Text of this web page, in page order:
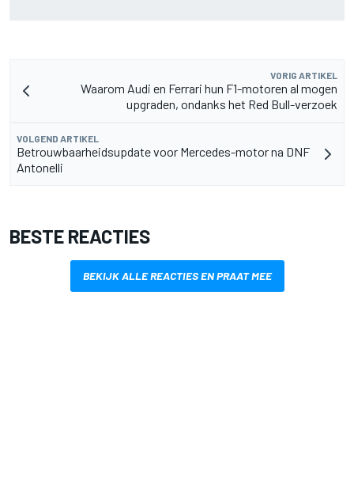
VORIG ARTIKEL
Waarom Audi en Ferrari hun F1-motoren al mogen
upgraden, ondanks het Red Bull-verzoek
VOLGEND ARTIKEL
Betrouwbaarheidsupdate voor Mercedes-motor na DNF
Antonelli
BESTE REACTIES
BEKIJK ALLE REACTIES EN PRAAT MEE